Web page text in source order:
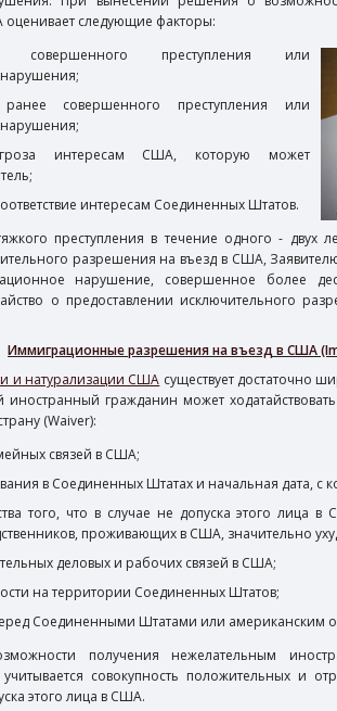
следующие факторы:
совершенного преступления или
совершенного преступления или
интересам США, которую может
интересам Соединенных Штатов.
преступления в течение одного - двух
разрешения на въезд в США,
нарушение, совершенное более
о предоставлении исключительного
Иммиграционные разрешения на въезд в США
и натурализации США существует достаточно
иностранный гражданин может
(Waiver):
связей в США;
в Соединенных Штатах и начальная дата, с
того, что в случае не допуска этого
проживающих в США, значительно
деловых и рабочих связей в США;
на территории Соединенных Штатов;
Соединенными Штатами или американским
получения нежелательным
совокупность положительных и
этого лица в США.